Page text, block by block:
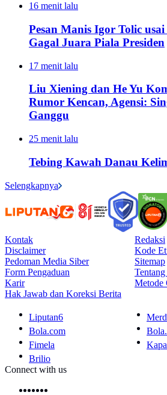
16 menit lalu
Pesan Manis Igor Tolic
Gagal Juara Piala Presiden
17 menit lalu
Liu Xiening dan He Yu
Rumor Kencan, Agensi:
Ganggu
25 menit lalu
Tebing Kawah Danau
Selengkapnya
Kontak
Redaksi
Disclaimer
Kode
Pedoman Media Siber
Sitemap
Form Pengaduan
Karir
Metode
Hak Jawab dan Koreksi Berita
Liputan6
Bola.com
Fimela
Brilio
Connect with us